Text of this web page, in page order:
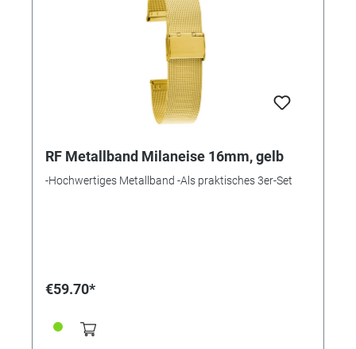
RF Metallband Milaneise 16mm, gelb
-Hochwertiges Metallband -Als praktisches 3er-Set
€59.70*